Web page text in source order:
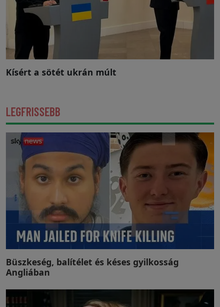
Kísért a sötét ukrán múlt
LEGFRISSEBB
Büszkeség, balítélet és késes gyilkosság
Angliában